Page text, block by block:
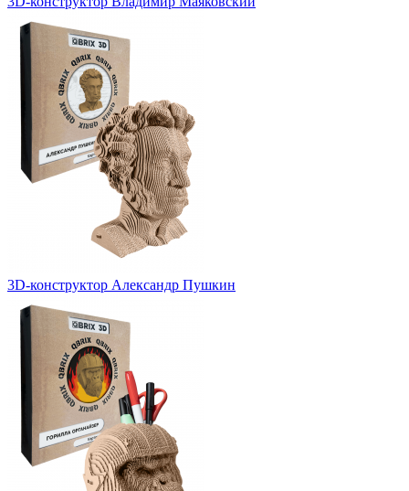
3D-конструктор Александр Пушкин